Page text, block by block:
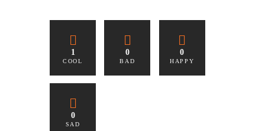
1
COOL
0
BAD
0
HAPPY
0
SAD